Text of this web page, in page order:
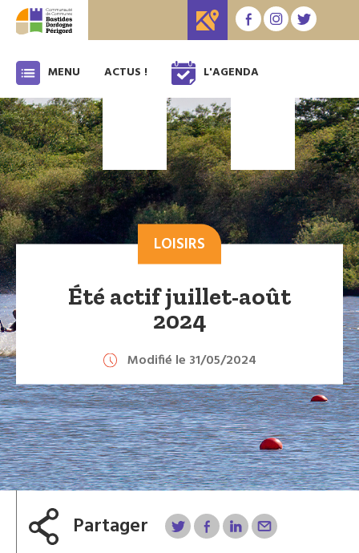
MENU ACTUS ! L'AGENDA
LOISIRS
Été actif juillet-août
2024
Modifié le 31/05/2024
Partager